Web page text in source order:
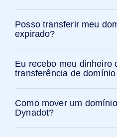
Posso transferir meu
expirado?
Eu recebo meu dinheiro
transferência de
Como mover um
Dynadot?